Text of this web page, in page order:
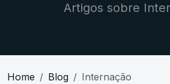
Artigos sobre
Home Blog Internação